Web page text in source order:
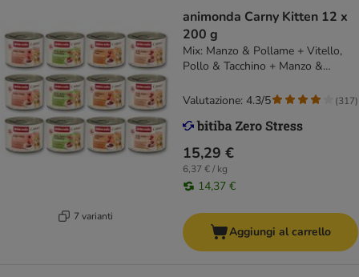
7 varianti
animonda Carny Kitten 12 x
200 g
Mix: Manzo & Pollame + Vitello,
Pollo & Tacchino + Manzo &
15,29 €
6,37 € / kg
14,37 €
Valutazione: 4.3/5 (317)
Aggiungi al carrello